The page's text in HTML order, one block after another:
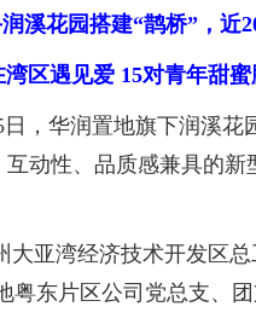
溪花园搭建“鹊桥”，近
湾区遇见爱 15对青年甜
华润置地旗下润溪花
动性、品质感兼具的
亚湾经济技术开发区
东片区公司党总支、